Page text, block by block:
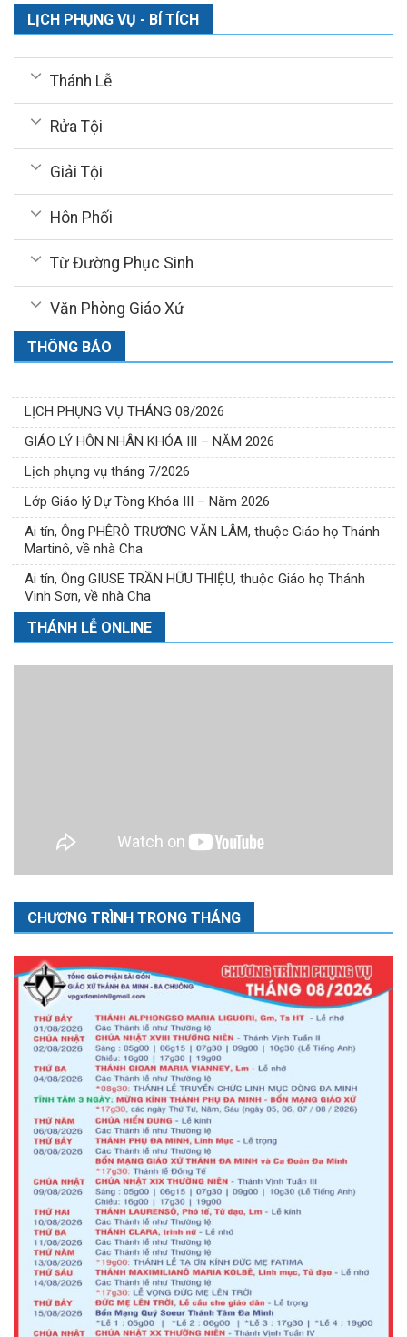
LỊCH PHỤNG VỤ - BÍ TÍCH
Thánh Lễ
Rửa Tội
Giải Tội
Hôn Phối
Từ Đường Phục Sinh
Văn Phòng Giáo Xứ
THÔNG BÁO
LỊCH PHỤNG VỤ THÁNG 08/2026
GIÁO LÝ HÔN NHÂN KHÓA III – NĂM 2026
Lịch phụng vụ tháng 7/2026
Lớp Giáo lý Dự Tòng Khóa III – Năm 2026
Ai tín, Ông PHÊRÔ TRƯƠNG VĂN LÂM, thuộc Giáo họ Thánh
Martinô, về nhà Cha
Ai tín, Ông GIUSE TRẦN HỮU THIỆU, thuộc Giáo họ Thánh
Vinh Sơn, về nhà Cha
THÁNH LỄ ONLINE
CHƯƠNG TRÌNH TRONG THÁNG